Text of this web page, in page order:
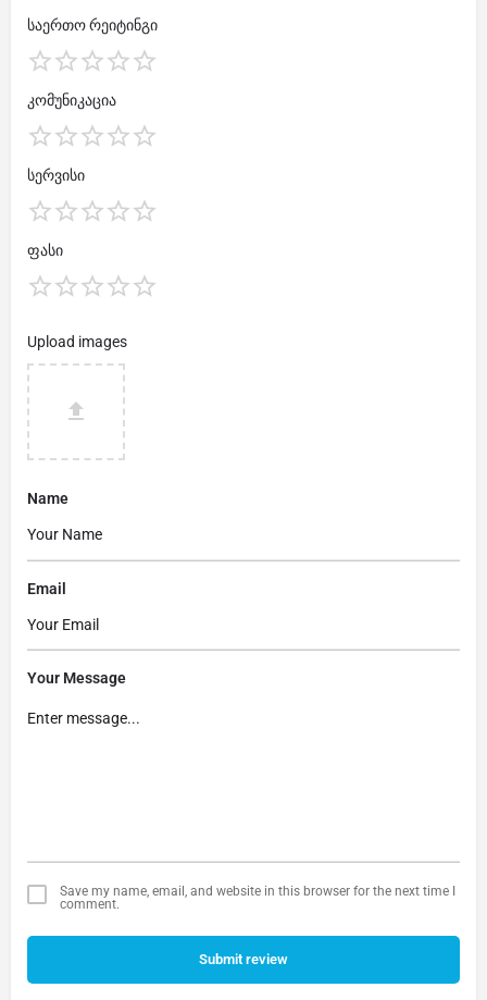
საერთო რეიტინგი
კომუნიკაცია
სერვისი
ფასი
Upload images
Name
Email
Your Message
Save my name, email, and website in this browser for the next time I
comment.
Submit review